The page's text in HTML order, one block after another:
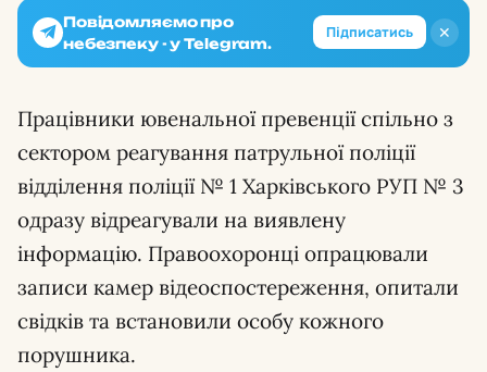
✕
Повідомляємо про
небезпеку - у Telegram.
Підписатись
Працівники ювенальної превенції спільно з
сектором реагування патрульної поліції
відділення поліції № 1 Харківського РУП № 3
одразу відреагували на виявлену
інформацію. Правоохоронці опрацювали
записи камер відеоспостереження, опитали
свідків та встановили особу кожного
порушника.